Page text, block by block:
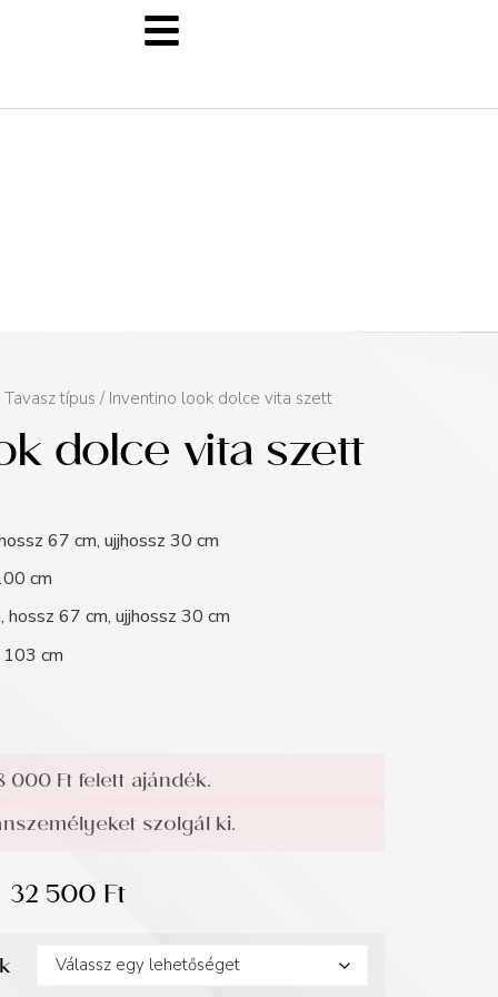
Tavasz típus / Inventino look dolce vita szett
dolce vita szett
67 cm, ujjhossz 30 cm
cm
67 cm, ujjhossz 30 cm
103 cm
Ft felett ajándék.
szolgál ki.
32 500Ft